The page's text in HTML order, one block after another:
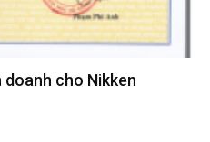
doanh cho Nikken